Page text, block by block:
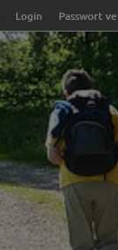
Login Passwort